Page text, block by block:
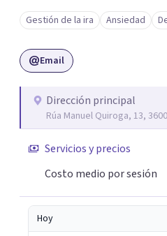
pedir ayuda. Mi compromiso
menor número de sesiones
dificultades, ofreciéndote
que puedan tener impacto. Las
principio, espaciándolas a
dificultad. Me adapto a tus
de vernos online El coste de
Gestión de la ira Ansiedad
Email
Dirección principal
Rúa Manuel Quiroga, 13,
Servicios y precios
Costo medio por sesión
Hoy